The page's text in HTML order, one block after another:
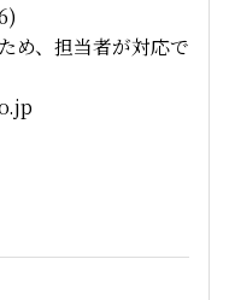
め、担当者が対応で